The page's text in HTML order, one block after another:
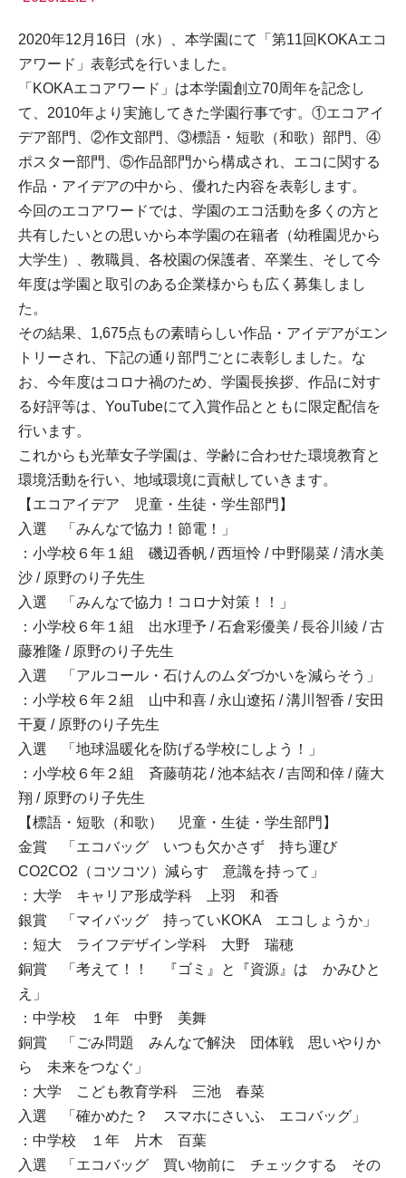
2020年12月16日（水）、本学園にて「第11回KOKAエコ
アワード」表彰式を行いました。
「KOKAエコアワード」は本学園創立70周年を記念し
て、2010年より実施してきた学園行事です。①エコアイ
デア部門、②作文部門、③標語・短歌（和歌）部門、④
ポスター部門、⑤作品部門から構成され、エコに関する
作品・アイデアの中から、優れた内容を表彰します。
今回のエコアワードでは、学園のエコ活動を多くの方と
共有したいとの思いから本学園の在籍者（幼稚園児から
大学生）、教職員、各校園の保護者、卒業生、そして今
年度は学園と取引のある企業様からも広く募集しまし
た。
その結果、1,675点もの素晴らしい作品・アイデアがエン
トリーされ、下記の通り部門ごとに表彰しました。な
お、今年度はコロナ禍のため、学園長挨拶、作品に対す
る好評等は、YouTubeにて入賞作品とともに限定配信を
行います。
これからも光華女子学園は、学齢に合わせた環境教育と
環境活動を行い、地域環境に貢献していきます。
【エコアイデア 児童・生徒・学生部門】
入選 「みんなで協力！節電！」
：小学校６年１組 磯辺香帆 / 西垣怜 / 中野陽菜 / 清水美
沙 / 原野のり子先生
入選 「みんなで協力！コロナ対策！！」
：小学校６年１組 出水理予 / 石倉彩優美 / 長谷川綾 / 古
藤雅隆 / 原野のり子先生
入選 「アルコール・石けんのムダづかいを減らそう」
：小学校６年２組 山中和喜 / 永山遼拓 / 溝川智香 / 安田
干夏 / 原野のり子先生
入選 「地球温暖化を防げる学校にしよう！」
：小学校６年２組 斉藤萌花 / 池本結衣 / 吉岡和倖 / 薩大
翔 / 原野のり子先生
【標語・短歌（和歌） 児童・生徒・学生部門】
金賞 「エコバッグ いつも欠かさず 持ち運び
CO2CO2（コツコツ）減らす 意識を持って」
：大学 キャリア形成学科 上羽 和香
銀賞 「マイバッグ 持っていKOKA エコしょうか」
：短大 ライフデザイン学科 大野 瑞穂
銅賞 「考えて！！ 『ゴミ』と『資源』は かみひと
え」
：中学校 １年 中野 美舞
銅賞 「ごみ問題 みんなで解決 団体戦 思いやりか
ら 未来をつなぐ」
：大学 こども教育学科 三池 春菜
入選 「確かめた？ スマホにさいふ エコバッグ」
：中学校 １年 片木 百葉
入選 「エコバッグ 買い物前に チェックする その